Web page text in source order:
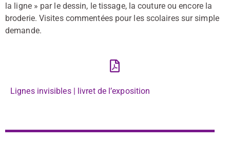
la ligne » par le dessin, le tissage, la couture ou encore la
broderie. Visites commentées pour les scolaires sur simple
demande.
Lignes invisibles | livret de l’exposition